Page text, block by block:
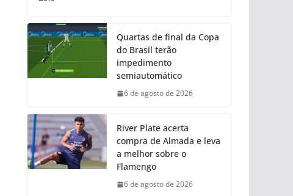
Quartas de final da Copa
do Brasil terão
impedimento
semiautomático
6 de agosto de 2026
River Plate acerta
compra de Almada e leva
a melhor sobre o
Flamengo
6 de agosto de 2026